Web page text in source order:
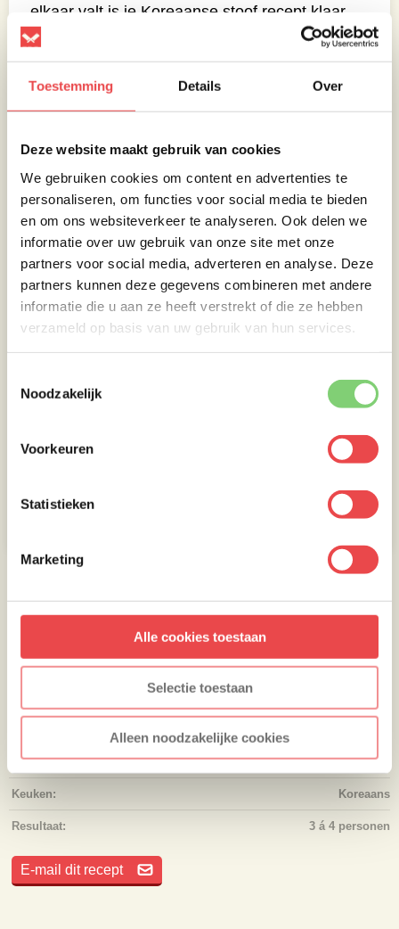
Toestemming Details Over
Deze website maakt gebruik van cookies
We gebruiken cookies om content en advertenties te
personaliseren, om functies voor social media te bieden
en om ons websiteverkeer te analyseren. Ook delen we
informatie over uw gebruik van onze site met onze
partners voor social media, adverteren en analyse. Deze
partners kunnen deze gegevens combineren met andere
informatie die u aan ze heeft verstrekt of die ze hebben
verzameld op basis van uw gebruik van hun services.
Noodzakelijk
Voorkeuren
Statistieken
Marketing
Alle cookies toestaan
Selectie toestaan
Alleen noodzakelijke cookies
Voorbereidingstijd:
Kooktijd: 02:00
Keuken: Koreaans
Resultaat: 3 á 4 personen
E-mail dit recept
elkaar valt is je Koreaanse stoof recept klaar.
Vergeet niet , voordat je aan je maaltijd begint,
Eet smakelijk!
Instagram? Tag@denniswerner_en ik plaats